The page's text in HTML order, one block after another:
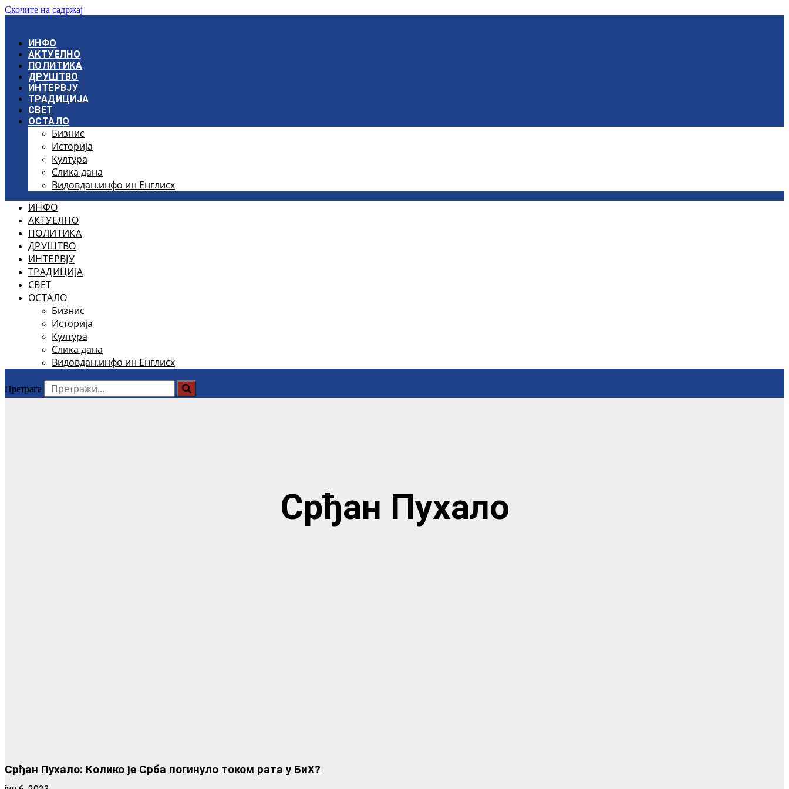
Скочите на садржај
ИНФО
АКТУЕЛНО
ПОЛИТИКА
ДРУШТВО
ИНТЕРВЈУ
ТРАДИЦИЈА
СВЕТ
ОСТАЛО
Бизнис
Историја
Култура
Слика дана
Видовдан.инфо ин Енглисх
ИНФО
АКТУЕЛНО
ПОЛИТИКА
ДРУШТВО
ИНТЕРВЈУ
ТРАДИЦИЈА
СВЕТ
ОСТАЛО
Бизнис
Историја
Култура
Слика дана
Видовдан.инфо ин Енглисх
Претрага
Срђан Пухало
Срђан Пухало: Колико је Срба погинуло током рата у БиХ?